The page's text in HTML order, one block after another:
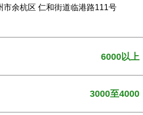
市余杭区 仁和街道临港路111号
6000以上
3000至4000